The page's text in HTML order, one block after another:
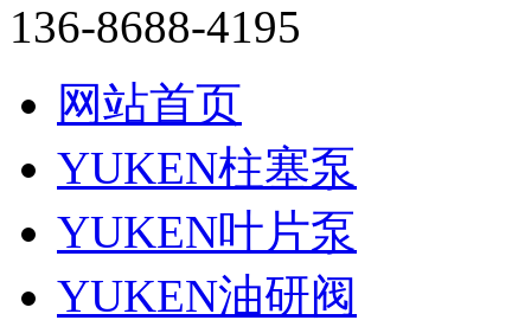
136-8688-4195
网站首页
YUKEN柱塞泵
YUKEN叶片泵
YUKEN油研阀